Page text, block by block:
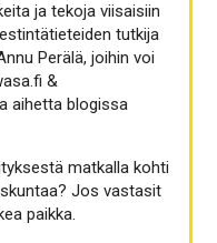
ja tekoja viisaisiin
tutkija
Perälä, joihin voi
&
aihetta blogissa
matkalla kohti
Jos vastasit
paikka.